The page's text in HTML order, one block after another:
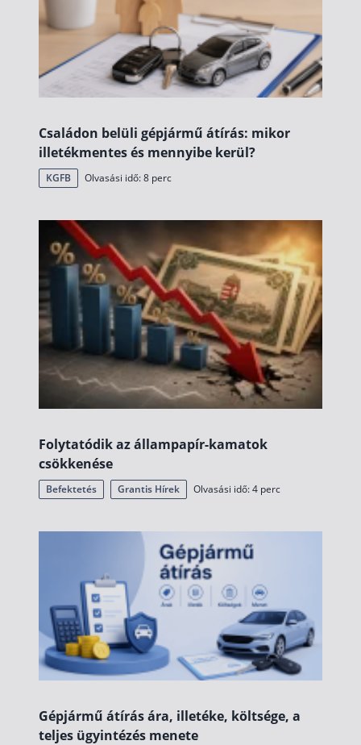
Családon belüli gépjármű átírás: mikor
illetékmentes és mennyibe kerül?
KGFB Olvasási idő: 8 perc
Folytatódik az állampapír-kamatok
csökkenése
Befektetés Grantis Hírek Olvasási idő: 4 perc
Gépjármű átírás ára, illetéke, költsége, a
teljes ügyintézés menete